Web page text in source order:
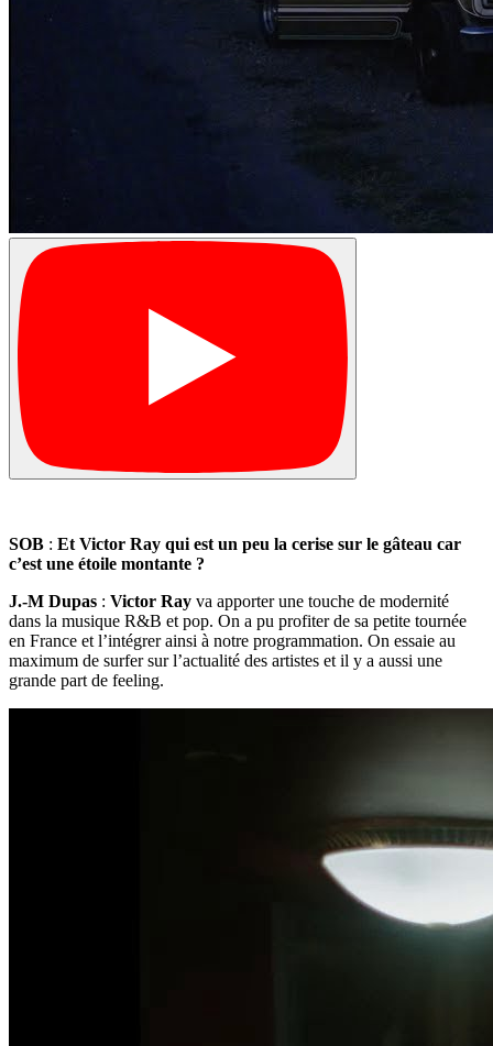
SOB : Et Victor Ray qui est un peu la cerise sur le gâteau car
c’est une étoile montante ?
J.-M Dupas : Victor Ray va apporter une touche de modernité
dans la musique R&B et pop. On a pu profiter de sa petite tournée
en France et l’intégrer ainsi à notre programmation. On essaie au
maximum de surfer sur l’actualité des artistes et il y a aussi une
grande part de feeling.